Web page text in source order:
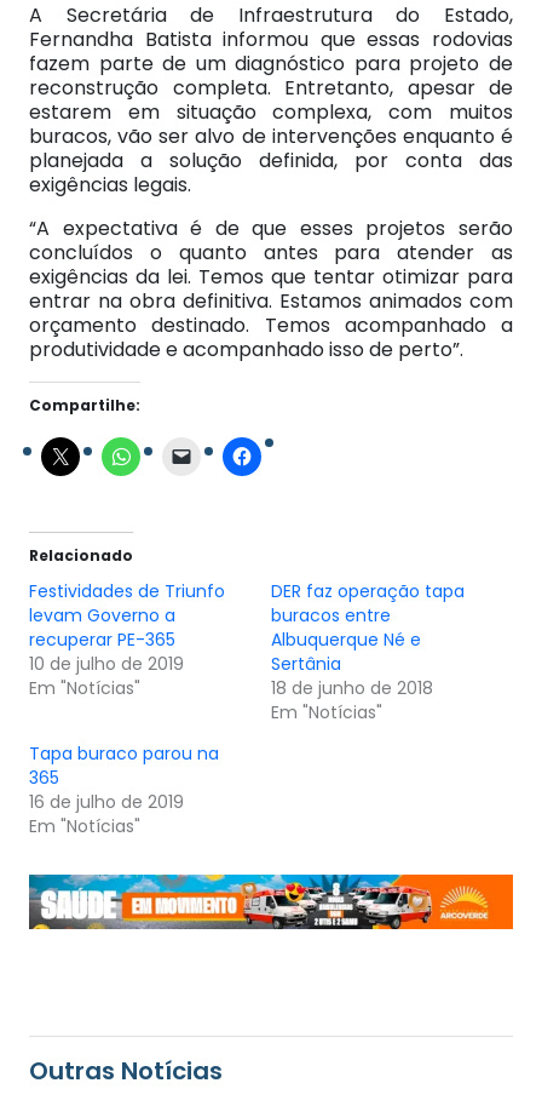
A Secretária de Infraestrutura do Estado,
Fernandha Batista informou que essas rodovias
fazem parte de um diagnóstico para projeto de
reconstrução completa. Entretanto, apesar de
estarem em situação complexa, com muitos
buracos, vão ser alvo de intervenções enquanto é
planejada a solução definida, por conta das
exigências legais.
“A expectativa é de que esses projetos serão
concluídos o quanto antes para atender as
exigências da lei. Temos que tentar otimizar para
entrar na obra definitiva. Estamos animados com
orçamento destinado. Temos acompanhado a
produtividade e acompanhado isso de perto”.
Compartilhe:
Relacionado
Festividades de Triunfo
levam Governo a
recuperar PE-365
10 de julho de 2019
Em "Notícias"
DER faz operação tapa
buracos entre
Albuquerque Né e
Sertânia
18 de junho de 2018
Em "Notícias"
Tapa buraco parou na
365
16 de julho de 2019
Em "Notícias"
Outras Notícias